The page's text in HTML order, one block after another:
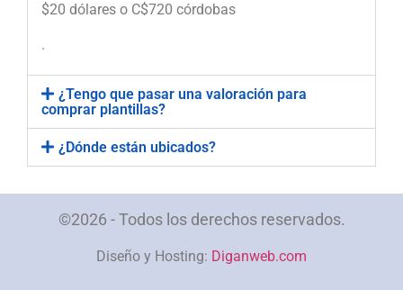
$20 dólares o C$720 córdobas
.
¿Tengo que pasar una valoración para
comprar plantillas?
¿Dónde están ubicados?
©2026 - Todos los derechos reservados.
Diseño y Hosting: Diganweb.com